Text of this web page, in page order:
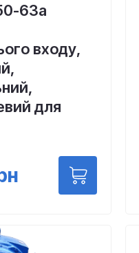
63а
входу,
для